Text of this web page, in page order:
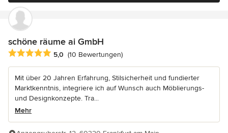
schöne räume ai GmbH
Durchschnittliche Bewertung: 5 von 5 Sternen
5,0 (10 Bewertungen)
Mit über 20 Jahren Erfahrung, Stilsicherheit und fundierter
Marktkenntnis, integriere ich auf Wunsch auch Möblierungs-
und Designkonzepte. Tra...
Mehr